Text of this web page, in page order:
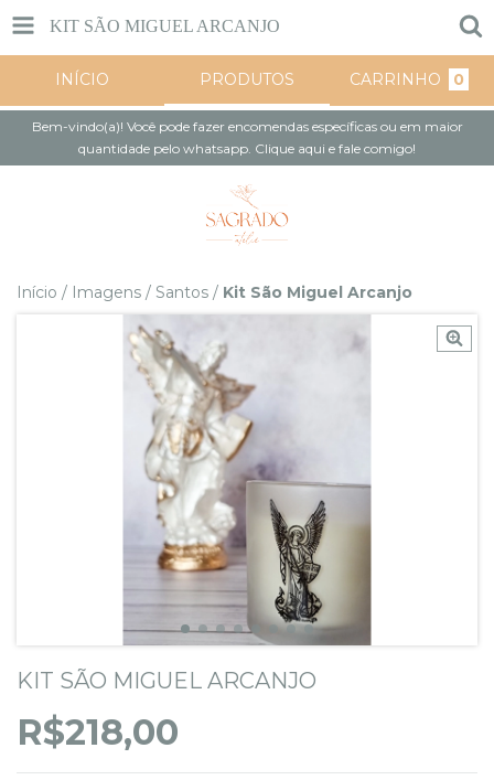
KIT SÃO MIGUEL ARCANJO
INÍCIO PRODUTOS CARRINHO 0
Bem-vindo(a)! Você pode fazer encomendas específicas ou em maior
quantidade pelo whatsapp. Clique aqui e fale comigo!
Início / Imagens / Santos / Kit São Miguel Arcanjo
KIT SÃO MIGUEL ARCANJO
R$218,00